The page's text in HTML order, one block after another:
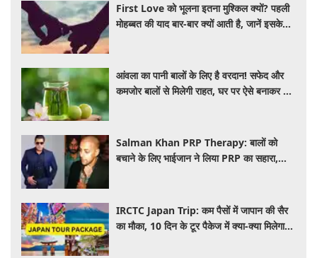
First Love को भूलना इतना मुश्किल क्यों? पहली
मोहब्बत की याद बार-बार क्यों आती है, जानें इसके
आंवला का पानी बालों के लिए है वरदान! सफेद और
कमजोर बालों से मिलेगी राहत, घर पर ऐसे बनाकर करें
Salman Khan PRP Therapy: बालों को
बचाने के लिए भाईजान ने लिया PRP का सहारा,
IRCTC Japan Trip: कम पैसों में जापान की सैर
का मौका, 10 दिन के टूर पैकेज में क्या-क्या मिलेगा?